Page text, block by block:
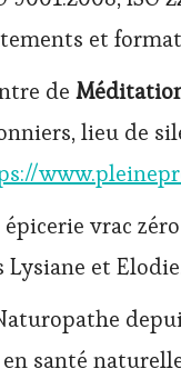
et
de
lieu de
vrac
et
santé